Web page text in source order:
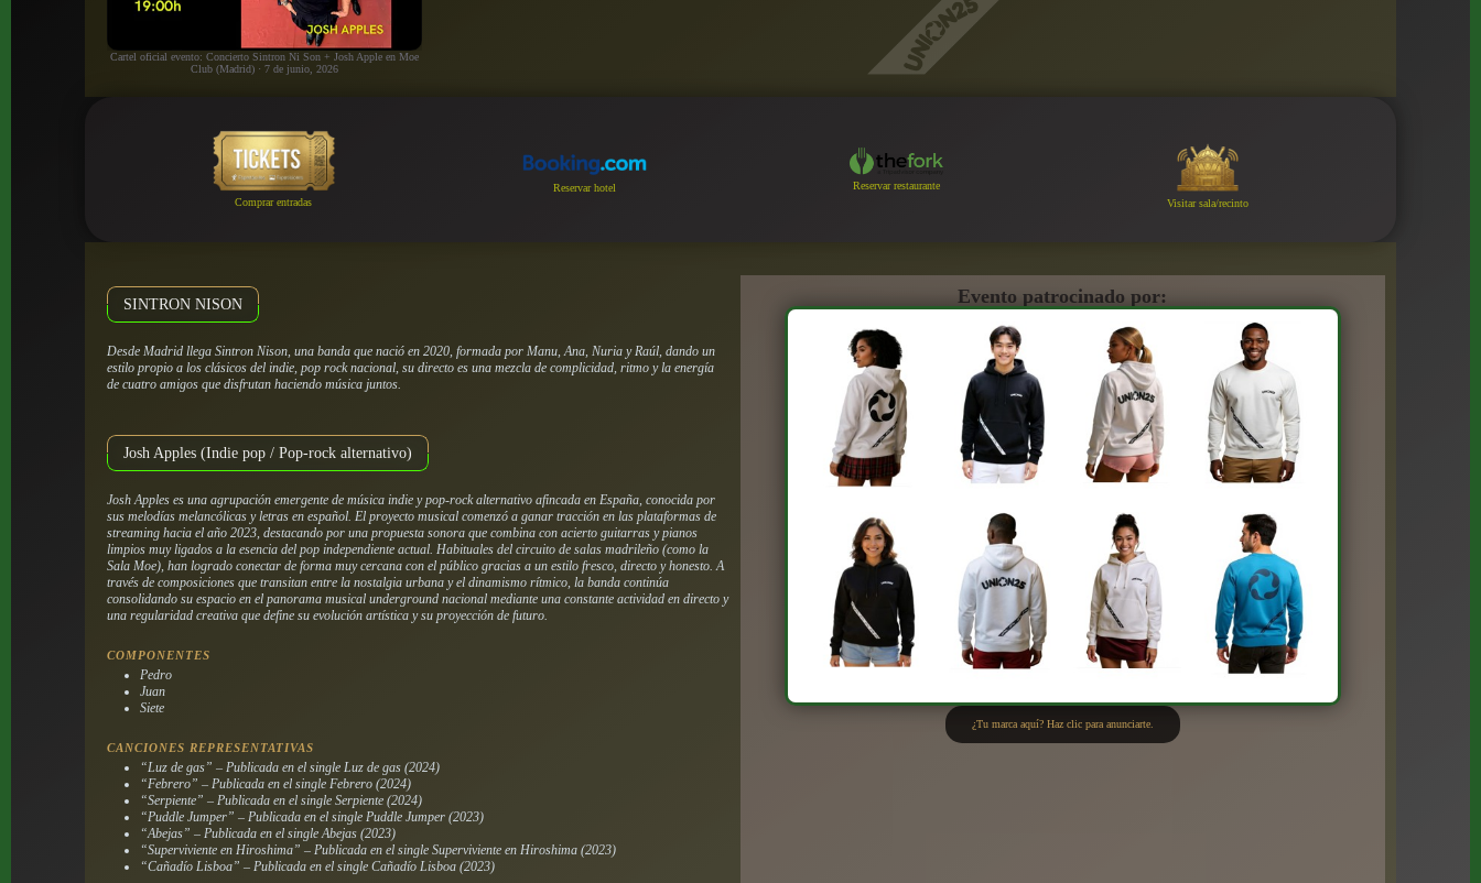
Cartel oficial evento: Concierto Sintron Ni Son + Josh Apple en Moe
Club (Madrid) · 7 de junio, 2026
Comprar entradas
Reservar hotel
Reservar restaurante
Visitar sala/recinto
SINTRON NISON
Desde Madrid llega Sintron Nison, una banda que nació en 2020, formada por Manu, Ana, Nuria y Raúl, dando un
estilo propio a los clásicos del indie, pop rock nacional, su directo es una mezcla de complicidad, ritmo y la energía
de cuatro amigos que disfrutan haciendo música juntos.
Josh Apples (Indie pop / Pop-rock alternativo)
Josh Apples es una agrupación emergente de música indie y pop-rock alternativo afincada en España, conocida por
sus melodías melancólicas y letras en español. El proyecto musical comenzó a ganar tracción en las plataformas de
streaming hacia el año 2023, destacando por una propuesta sonora que combina con acierto guitarras y pianos
limpios muy ligados a la esencia del pop independiente actual. Habituales del circuito de salas madrileño (como la
Sala Moe), han logrado conectar de forma muy cercana con el público gracias a un estilo fresco, directo y honesto. A
través de composiciones que transitan entre la nostalgia urbana y el dinamismo rítmico, la banda continúa
consolidando su espacio en el panorama musical underground nacional mediante una constante actividad en directo y
una regularidad creativa que define su evolución artística y su proyección de futuro.
COMPONENTES
Pedro
Juan
Siete
CANCIONES REPRESENTATIVAS
“Luz de gas” – Publicada en el singleLuz de gas (2024)
“Febrero” – Publicada en el singleFebrero (2024)
“Serpiente” – Publicada en el singleSerpiente (2024)
“Puddle Jumper” – Publicada en el singlePuddle Jumper (2023)
“Abejas” – Publicada en el singleAbejas (2023)
“Superviviente en Hiroshima” – Publicada en el singleSuperviviente en Hiroshima (2023)
“Cañadío Lisboa” – Publicada en el singleCañadío Lisboa (2023)
Evento patrocinado por:
¿Tu marca aquí? Haz clic para anunciarte.